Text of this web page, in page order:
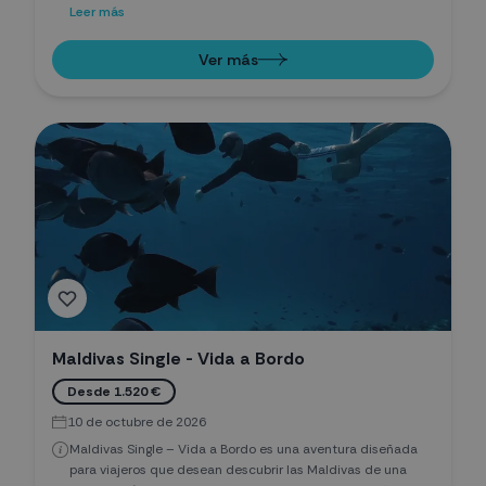
recorre los atolones de Addu, Fuvahmulah y Gaaf Alif,
martillo, toro, mantas y tiburones ballena. Un crucero
diseñado para buceadores que buscan emociones fuertes
Leer más
Ver más
Maldivas Single - Vida a Bordo
Desde 1.520 €
10 de octubre de 2026
Maldivas Single – Vida a Bordo es una aventura diseñada
para viajeros que desean descubrir las Maldivas de una